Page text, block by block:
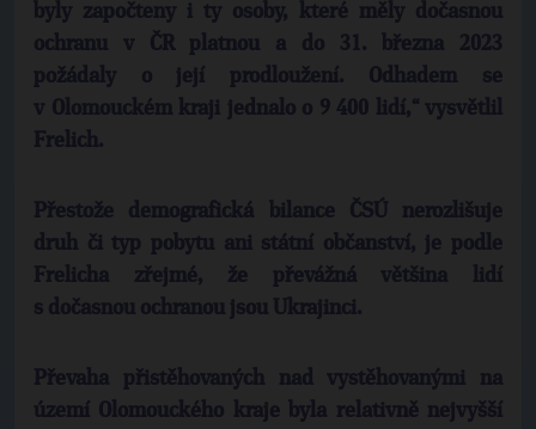
byly započteny i ty osoby, které měly dočasnou
ochranu v ČR platnou a do 31. března 2023
požádaly o její prodloužení. Odhadem se
v Olomouckém kraji jednalo o 9 400 lidí,“ vysvětlil
Frelich.
Přestože demografická bilance ČSÚ nerozlišuje
druh či typ pobytu ani státní občanství, je podle
Frelicha zřejmé, že převážná většina lidí
s dočasnou ochranou jsou Ukrajinci.
Převaha přistěhovaných nad vystěhovanými na
území Olomouckého kraje byla relativně nejvyšší